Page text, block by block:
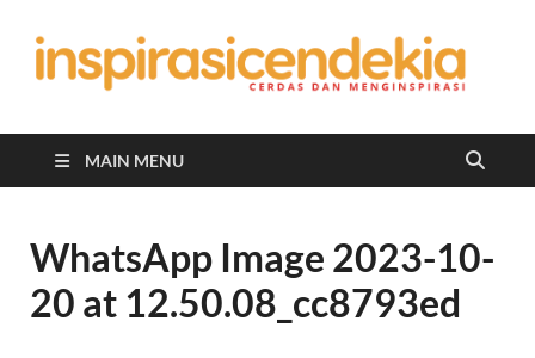
MAIN MENU
WhatsApp Image 2023-10-
20 at 12.50.08_cc8793ed